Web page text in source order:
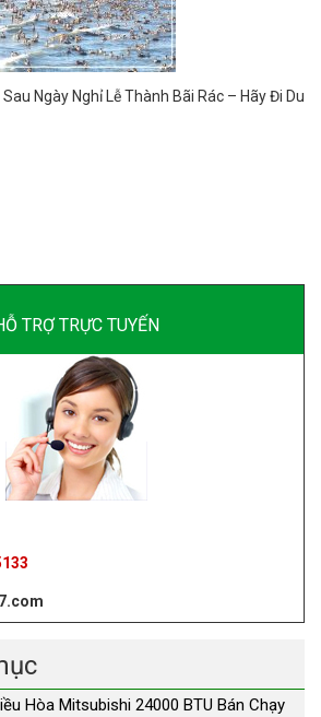
Ngày Nghỉ Lễ Thành Bãi Rác – Hãy Đi Du
TRỢ TRỰC TUYẾN
Hòa Mitsubishi 24000 BTU Bán Chạy